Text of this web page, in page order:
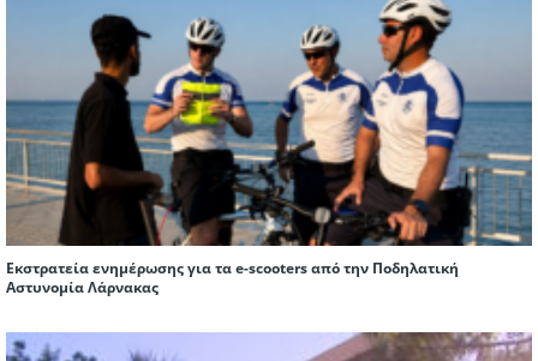
Εκστρατεία ενημέρωσης για τα e-scooters από την Ποδηλατική
Αστυνομία Λάρνακας